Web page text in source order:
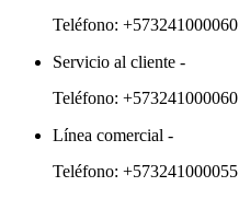
Teléfono: +573241000060
Servicio al cliente -
Teléfono: +573241000060
Línea comercial -
Teléfono: +573241000055